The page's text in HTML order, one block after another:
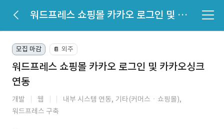
워드프레스 쇼핑몰 카카오 로그인 및 카카오싱크 연동
모집 마감 📔 외주
워드프레스 쇼핑몰 카카오 로그인 및 카카오싱크
연동
개발 웹 내부 시스템 연동, 기타(커머스ㆍ쇼핑몰),
워드프레스 구축